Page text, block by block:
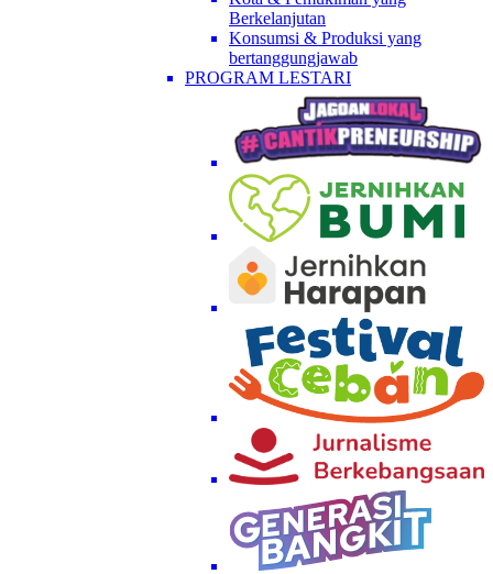
Berkelanjutan
Konsumsi & Produksi yang
bertanggungjawab
PROGRAM LESTARI